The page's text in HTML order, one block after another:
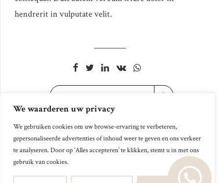
We waarderen uw privacy
We gebruiken cookies om uw browse-ervaring te verbeteren,
gepersonaliseerde advertenties of inhoud weer te geven en ons verkeer
te analyseren. Door op ‘Alles accepteren’ te klikken, stemt u in met ons
gebruik van cookies.
hendrerit in vulputate velit.
2024 © Perfect Finance & Advice. Alle Rechten
Voorbehouden.